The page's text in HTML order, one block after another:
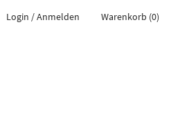
Login / Anmelden Warenkorb (0)